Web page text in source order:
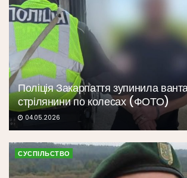
Поліція Закарпаття зупинила
стрілянини по колесах (ФОТО)
04.05.2026
СУСПІЛЬСТВО